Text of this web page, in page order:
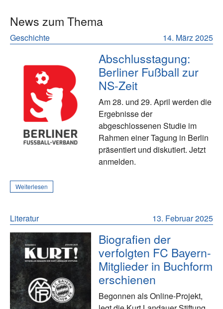
News zum Thema
14. März 2025
Geschichte
Abschlusstagung:
Berliner Fußball zur
NS-Zeit
Am 28. und 29. April werden die
Ergebnisse der
abgeschlossenen Studie im
Rahmen einer Tagung in Berlin
präsentiert und diskutiert. Jetzt
anmelden.
Weiterlesen
13. Februar 2025
Literatur
Biografien der
verfolgten FC Bayern-
Mitglieder in Buchform
erschienen
Begonnen als Online-Projekt,